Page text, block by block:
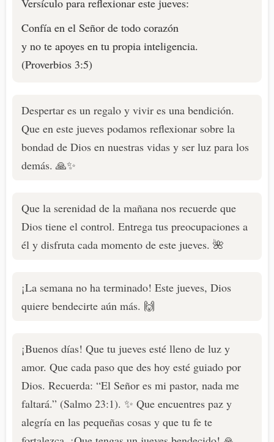
Versículo para reflexionar este jueves:
Confía en el Señor de todo corazón
y no te apoyes en tu propia inteligencia.
(Proverbios 3:5)
Despertar es un regalo y vivir es una bendición.
Que en este jueves podamos reflexionar sobre la
bondad de Dios en nuestras vidas y ser luz para los
demás. 🙏✨
Que la serenidad de la mañana nos recuerde que
Dios tiene el control. Entrega tus preocupaciones a
él y disfruta cada momento de este jueves. 🌺
¡La semana no ha terminado! Este jueves, Dios
quiere bendecirte aún más. 🙌
¡Buenos días! Que tu jueves esté lleno de luz y
amor. Que cada paso que des hoy esté guiado por
Dios. Recuerda: “El Señor es mi pastor, nada me
faltará.” (Salmo 23:1). ✨ Que encuentres paz y
alegría en las pequeñas cosas y que tu fe te